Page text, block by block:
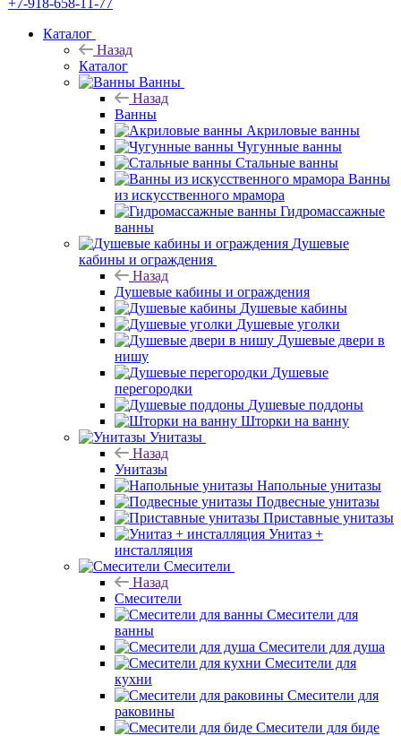
+7-918-658-11-77
Каталог
Назад
Каталог
Ванны
Назад
Ванны
Акриловые ванны
Чугунные ванны
Стальные ванны
Ванны
из искусственного мрамора
Гидромассажные
ванны
Душевые
кабины и ограждения
Назад
Душевые кабины и ограждения
Душевые кабины
Душевые уголки
Душевые двери в
нишу
Душевые
перегородки
Душевые поддоны
Шторки на ванну
Унитазы
Назад
Унитазы
Напольные унитазы
Подвесные унитазы
Приставные унитазы
Унитаз +
инсталляция
Смесители
Назад
Смесители
Смесители для
ванны
Смесители для душа
Смесители для
кухни
Смесители для
раковины
Смесители для биде